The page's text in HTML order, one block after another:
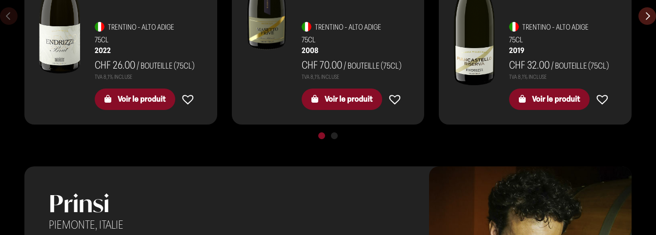
TRENTINO - ALTO ADIGE
75CL
2022
CHF 26.00/ BOUTEILLE (75CL)
Voir le produit
TRENTINO - ALTO ADIGE
75CL
2008
CHF 70.00/ BOUTEILLE (75CL)
Voir le produit
TRENTINO - ALTO ADIGE
75CL
2019
CHF 32.00/ BOUTEILLE (75CL)
Voir le produit
Prinsi
PIEMONTE, ITALIE